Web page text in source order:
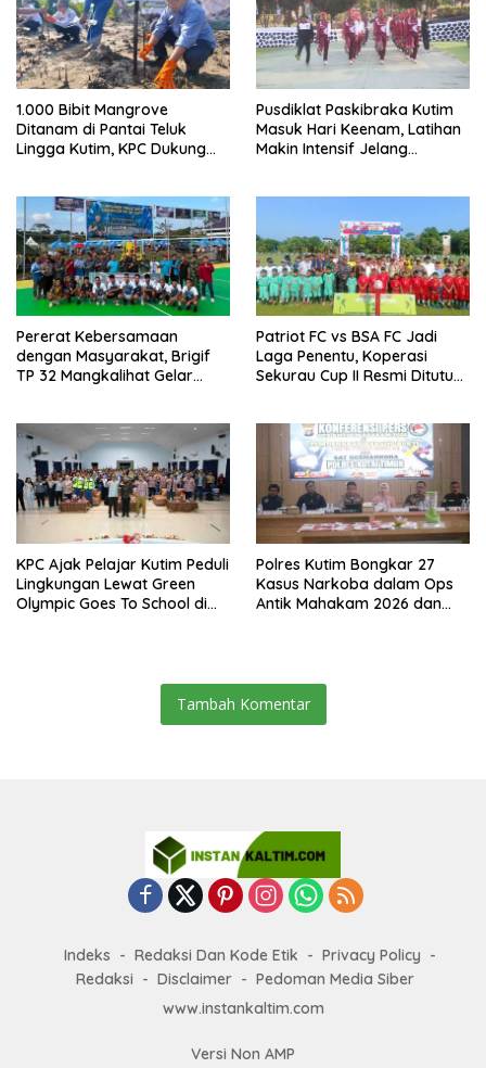
1.000 Bibit Mangrove
Ditanam di Pantai Teluk
Lingga Kutim, KPC Dukung
Pusdiklat Paskibraka Kutim
Masuk Hari Keenam, Latihan
Makin Intensif Jelang
Pererat Kebersamaan
dengan Masyarakat, Brigif
TP 32 Mangkalihat Gelar
Patriot FC vs BSA FC Jadi
Laga Penentu, Koperasi
Sekurau Cup II Resmi Ditutup
KPC Ajak Pelajar Kutim Peduli
Lingkungan Lewat Green
Olympic Goes To School di
Polres Kutim Bongkar 27
Kasus Narkoba dalam Ops
Antik Mahakam 2026 dan
Tambah Komentar
Indeks Redaksi Dan Kode Etik
Privacy Policy
Redaksi
Disclaimer
Pedoman Media Siber
www.instankaltim.com
Versi Non AMP